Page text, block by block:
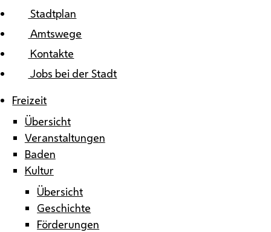
Stadtplan
Amtswege
Kontakte
Jobs bei der Stadt
Freizeit
Übersicht
Veranstaltungen
Baden
Kultur
Übersicht
Geschichte
Förderungen